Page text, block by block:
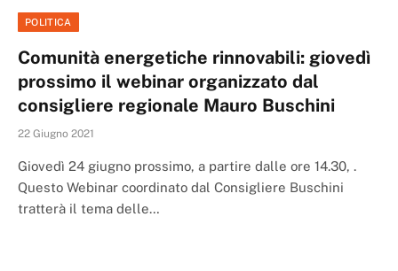
POLITICA
Comunità energetiche rinnovabili: giovedì
prossimo il webinar organizzato dal
consigliere regionale Mauro Buschini
22 Giugno 2021
Giovedì 24 giugno prossimo, a partire dalle ore 14.30, .
Questo Webinar coordinato dal Consigliere Buschini
tratterà il tema delle…